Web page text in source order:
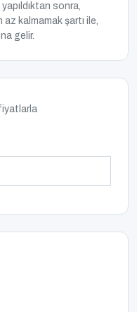
sonra,
kalmamak şartı ile,
gelir.